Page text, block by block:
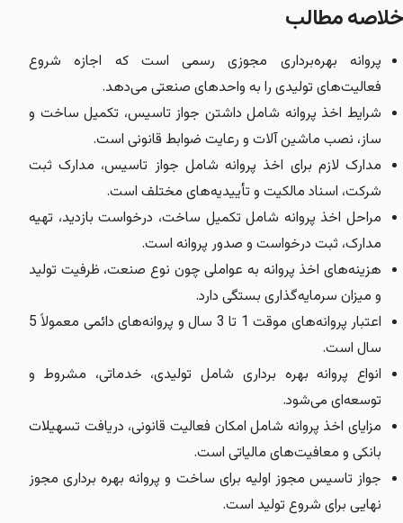
خلاصه مطالب
پروانه بهره‌برداری مجوزی رسمی است که اجازه شروع
فعالیت‌های تولیدی را به واحدهای صنعتی می‌دهد.
شرایط اخذ پروانه شامل داشتن جواز تاسیس، تکمیل ساخت و
ساز، نصب ماشین آلات و رعایت ضوابط قانونی است.
مدارک لازم برای اخذ پروانه شامل جواز تاسیس، مدارک ثبت
شرکت، اسناد مالکیت و تأییدیه‌های مختلف است.
مراحل اخذ پروانه شامل تکمیل ساخت، درخواست بازدید، تهیه
مدارک، ثبت درخواست و صدور پروانه است.
هزینه‌های اخذ پروانه به عواملی چون نوع صنعت، ظرفیت تولید
و میزان سرمایه‌گذاری بستگی دارد.
اعتبار پروانه‌های موقت 1 تا 3 سال و پروانه‌های دائمی معمولاً 5
سال است.
انواع پروانه بهره برداری شامل تولیدی، خدماتی، مشروط و
توسعه‌ای می‌شود.
مزایای اخذ پروانه شامل امکان فعالیت قانونی، دریافت تسهیلات
بانکی و معافیت‌های مالیاتی است.
جواز تاسیس مجوز اولیه برای ساخت و پروانه بهره برداری مجوز
نهایی برای شروع تولید است.